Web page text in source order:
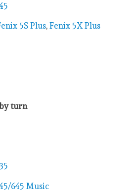
5S Plus, Fenix 5X Plus
turn
645 Music